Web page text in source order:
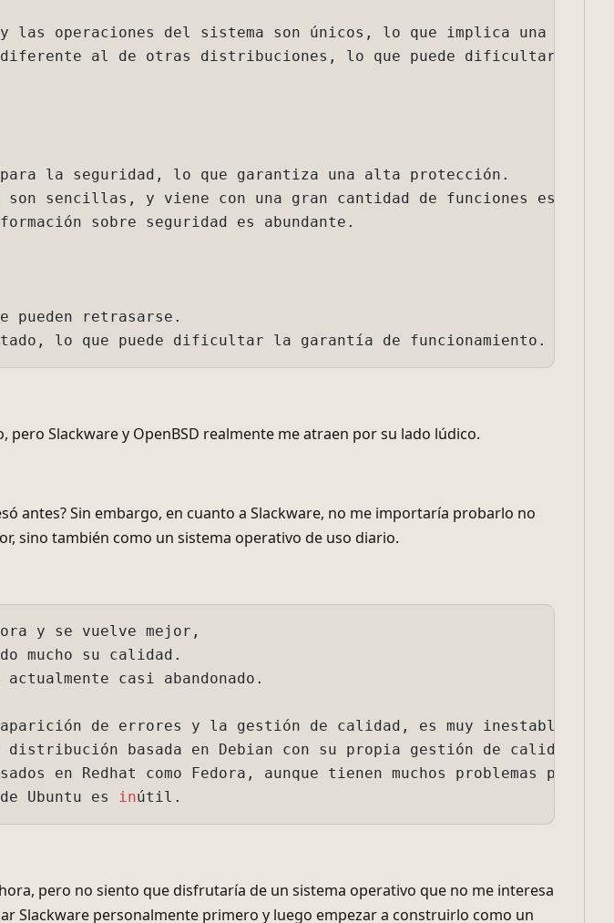
seguridad, lo que garantiza una alta protección.
seguridad es abundante.
retrasarse.
pero Slackware y OpenBSD realmente me atraen por su lado lúdico.
antes? Sin embargo, en cuanto a Slackware, no me importaría probarlo no
mejor,
casi abandonado.
de errores y la gestión de calidad, es muy inestable y a veces las
basada en Debian con su propia gestión de calidad.
como Fedora, aunque tienen muchos problemas para usar como escritorio,
es in útil.
pero no siento que disfrutaría de un sistema operativo que no me interesa
Slackware personalmente primero y luego empezar a construirlo como un
mi X220, pero el otro día, cuando intenté usar Premiere y Photoshop después
me sorprendió lo lento que era.
a pesar de que el X260 es abrumadoramente superior en
para el software dependiente de Windows, pero sinceramente, una vez que